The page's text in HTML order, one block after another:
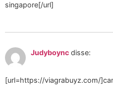
singapore[/url]
Judyboync disse:
[url=https://viagrabuyz.com/